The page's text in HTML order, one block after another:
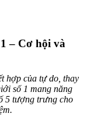
– Cơ hội và
hợp của tự do, thay
số 1 mang năng
5 tượng trưng cho